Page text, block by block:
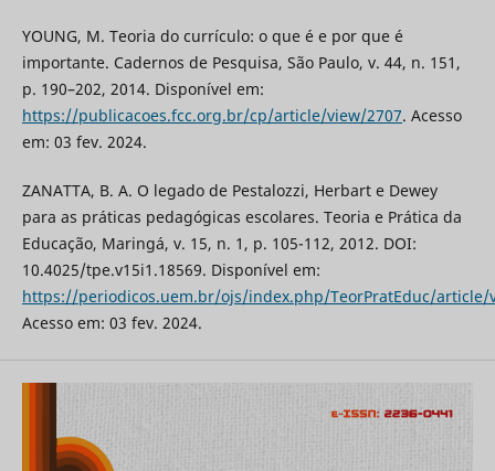
YOUNG, M. Teoria do currículo: o que é e por que é
importante. Cadernos de Pesquisa, São Paulo, v. 44, n. 151,
p. 190–202, 2014. Disponível em:
https://publicacoes.fcc.org.br/cp/article/view/2707. Acesso
em: 03 fev. 2024.
ZANATTA, B. A. O legado de Pestalozzi, Herbart e Dewey
para as práticas pedagógicas escolares. Teoria e Prática da
Educação, Maringá, v. 15, n. 1, p. 105-112, 2012. DOI:
10.4025/tpe.v15i1.18569. Disponível em:
https://periodicos.uem.br/ojs/index.php/TeorPratEduc/article/
Acesso em: 03 fev. 2024.